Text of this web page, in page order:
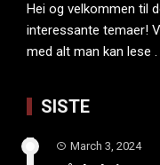
Hei og velkommen til
interessante temaer!
med alt man kan lese .
SISTE
March 3, 2024